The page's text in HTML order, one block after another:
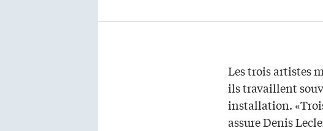
Les trois artistes
ils travaillent
installation.
assure Denis